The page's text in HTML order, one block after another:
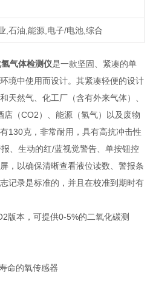
,石油,能源,电子/电池,综合
气体检测仪是一款坚固、紧凑的单
境中使用而设计。其紧凑轻便的设计
天然气、化工厂（含有外来气体）、
（CO2）、能源（氢气）以及废物
130克，非常耐用，具有高抗冲击性
、生动的红/蓝视觉警告、单按钮控
，以确保清晰查看液位读数、警报条
记录是标准的，并且在校准到期时有
版本，可提供0-5%的二氧化碳测
命的氧传感器